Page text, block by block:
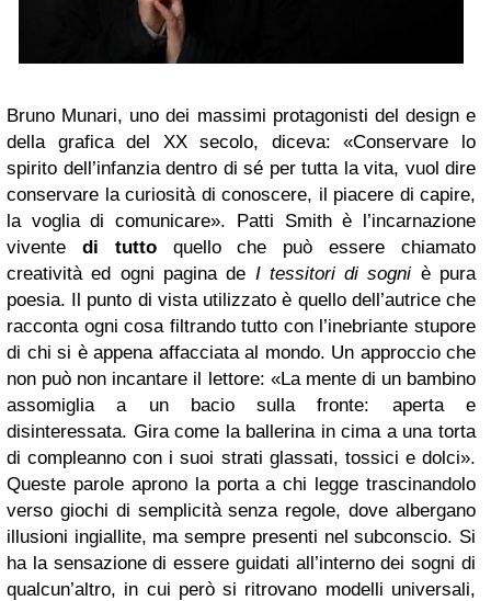
Bruno Munari, uno dei massimi protagonisti del design e
della grafica del XX secolo, diceva: «Conservare lo
spirito dell’infanzia dentro di sé per tutta la vita, vuol dire
conservare la curiosità di conoscere, il piacere di capire,
la voglia di comunicare». Patti Smith è l’incarnazione
vivente di tuttoquello che può essere chiamato
creatività ed ogni pagina de I tessitori di sogni è pura
poesia. Il punto di vista utilizzato è quello dell’autrice che
racconta ogni cosa filtrando tutto con l’inebriante stupore
di chi si è appena affacciata al mondo. Un approccio che
non può non incantare il lettore: «La mente di un bambino
assomiglia a un bacio sulla fronte: aperta e
disinteressata. Gira come la ballerina in cima a una torta
di compleanno con i suoi strati glassati, tossici e dolci».
Queste parole aprono la porta a chi legge trascinandolo
verso giochi di semplicità senza regole, dove albergano
illusioni ingiallite, ma sempre presenti nel subconscio. Si
ha la sensazione di essere guidati all’interno dei sogni di
qualcun’altro, in cui però si ritrovano modelli universali,